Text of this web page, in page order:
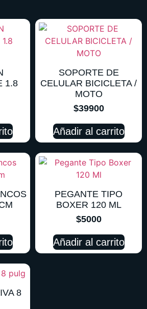
1.8
SOPORTE DE
CELULAR BICICLETA /
MOTO
$39900
Añadir al carrito
PEGANTE TIPO
BOXER 120 ML
$5000
Añadir al carrito
8